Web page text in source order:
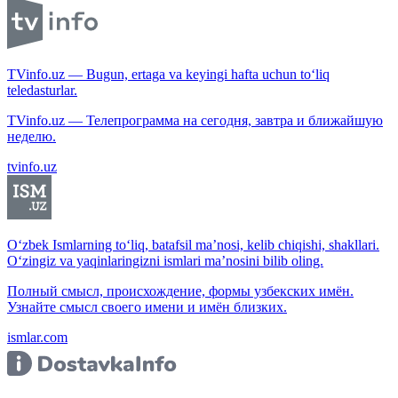
TVinfo.uz — Bugun, ertaga va keyingi hafta uchun to‘liq
teledasturlar.
TVinfo.uz — Телепрограмма на сегодня, завтра и ближайшую
неделю.
tvinfo.uz
O‘zbek Ismlarning to‘liq, batafsil ma’nosi, kelib chiqishi, shakllari.
O‘zingiz va yaqinlaringizni ismlari ma’nosini bilib oling.
Полный смысл, происхождение, формы узбекских имён.
Узнайте смысл своего имени и имён близких.
ismlar.com